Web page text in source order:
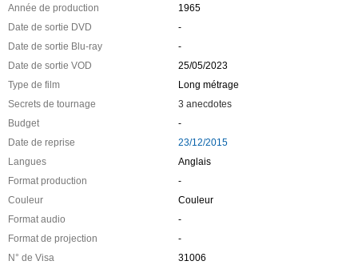
Année de production
1965
Date de sortie DVD
-
Date de sortie Blu-ray
-
Date de sortie VOD
25/05/2023
Type de film
Long métrage
Secrets de tournage
3 anecdotes
Budget
-
Date de reprise
23/12/2015
Langues
Anglais
Format production
-
Couleur
Couleur
Format audio
-
Format de projection
-
N° de Visa
31006